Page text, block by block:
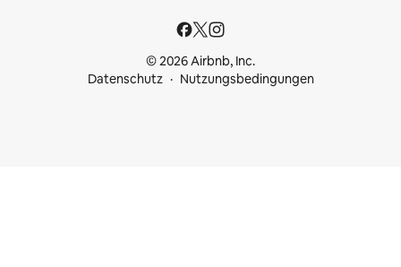
© 2026 Airbnb, Inc.
Datenschutz
Nutzungsbedingungen